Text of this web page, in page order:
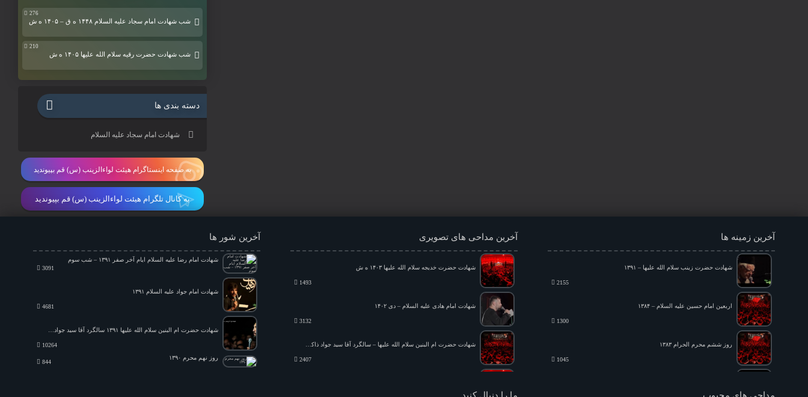
276
شب شهادت امام سجاد علیه السلام ۱۴۴۸ ه ق – ۱۴۰۵ ه ش
210
شب شهادت حضرت رقیه سلام الله علیها ۱۴۰۵ ه ش
دسته بندی ها
شهادت امام سجاد علیه السلام
به صفحه اینستاگرام هیئت لواءالزینب (س) قم بپیوندید
به کانال تلگرام هیئت لواءالزینب (س) قم بپیوندید
آخرین زمینه ها
شهادت حضرت زینب سلام الله علیها – ۱۳۹۱
2155
اربعین امام حسین علیه السلام – ۱۳۸۴
1300
روز ششم محرم الحرام ۱۳۸۳
1045
آخرین مداحی های تصویری
شهادت حضرت خدیجه سلام الله علیها ۱۴۰۳ ه ش
1493
شهادت امام هادی علیه السلام – دی ۱۴۰۲
3132
2407
آخرین شور ها
شهادت امام رضا علیه السلام ایام آخر صفر ۱۳۹۱ – شب سوم
3091
شهادت امام جواد علیه السلام ۱۳۹۱
4681
10264
روز نهم محرم ۱۳۹۰
844
مداحی های محبوب ما را دنبال کنید...